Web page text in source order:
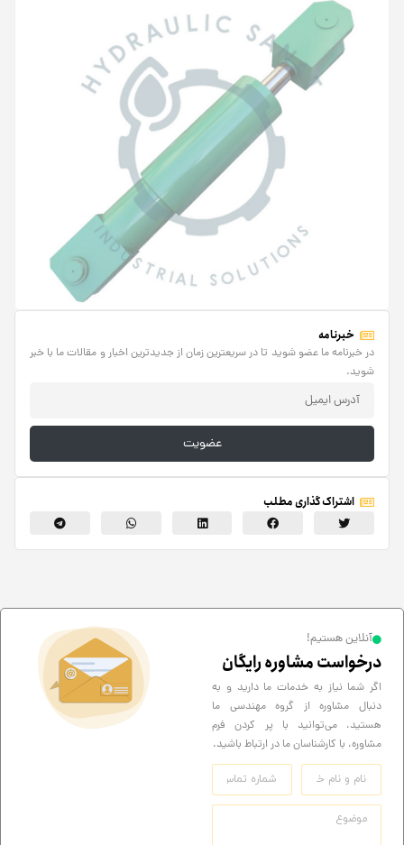
خبرنامه
در خبرنامه ما عضو شوید تا در سریعترین زمان از جدیدترین اخبار و مقالات ما با خبر
شوید.
عضویت
اشتراک گذاری مطلب
آنلاین هستیم!
درخواست مشاوره رایگان
اگر شما نیاز به خدمات ما دارید و به
دنبال مشاوره از گروه مهندسی ما
هستید، می‌توانید با پر کردن فرم
مشاوره، با کارشناسان ما در ارتباط باشید.